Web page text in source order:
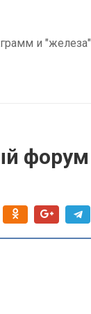
и "железа"
форум